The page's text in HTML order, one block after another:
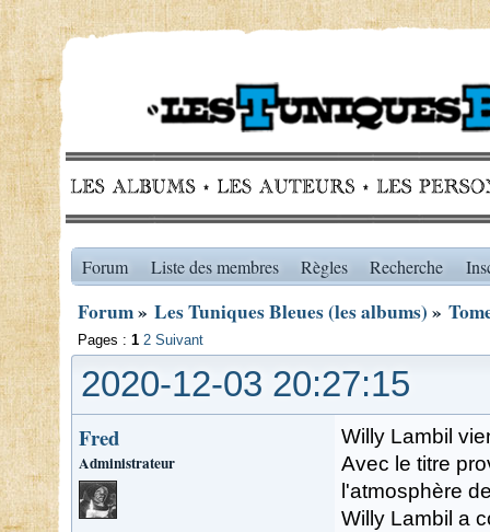
Forum Liste des membres Règles Recherche
Forum» Les Tuniques Bleues (les albums) »
Pages : 1 2 Suivant
2020-12-03 20:27:15
Fred
Administrateur
Willy Lambil
Avec le titre
l'atmosphère
Willy Lambil a